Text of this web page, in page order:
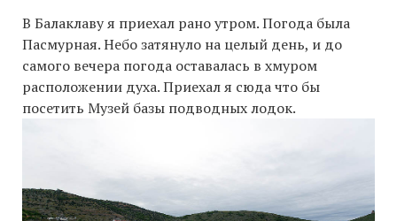
В Балаклаву я приехал рано утром. Погода была
Пасмурная. Небо затянуло на целый день, и до
самого вечера погода оставалась в хмуром
расположении духа. Приехал я сюда что бы
посетить Музей базы подводных лодок.